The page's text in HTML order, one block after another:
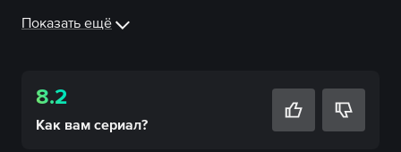
Показать ещё
8.2
Как вам сериал?